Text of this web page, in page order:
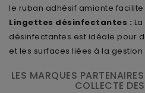
le ruban adhésif amiante
Lingettes désinfectantes :
désinfectantes est idéale pour
et les surfaces liées à la
LES MARQUES
COLLECTE